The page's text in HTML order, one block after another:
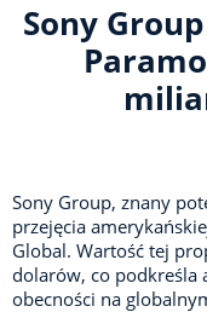
Sony
Sony Group, znany
przejęcia
Global. Wartość tej
dolarów, co podkreśla
obecności na